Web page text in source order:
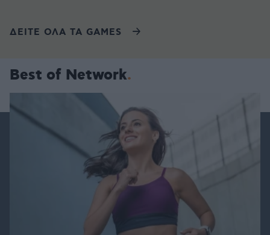
ΔΕΙΤΕ ΟΛΑ ΤΑ GAMES
Best of Network